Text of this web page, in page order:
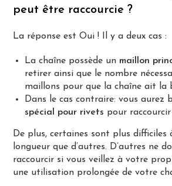
peut être raccourcie ?
La réponse est Oui ! Il y a deux cas :
La chaîne possède un maillon
retirer ainsi que le nombre
maillons pour que la chaîne ait la
Dans le cas contraire: vous aurez
spécial pour rivets pour
De plus, certaines sont plus difficiles
longueur que d’autres. D’autres ne
raccourcir si vous veillez à votre
une utilisation prolongée de votre